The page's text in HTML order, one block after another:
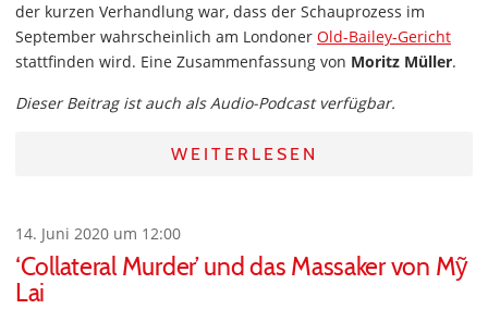
der kurzen Verhandlung war, dass der Schauprozess im
September wahrscheinlich am Londoner Old-Bailey-Gericht
stattfinden wird. Eine Zusammenfassung von Moritz Müller.
Dieser Beitrag ist auch als Audio-Podcast verfügbar.
WEITERLESEN
14. Juni 2020 um 12:00
‘Collateral Murder’ und das Massaker von Mỹ
Lai